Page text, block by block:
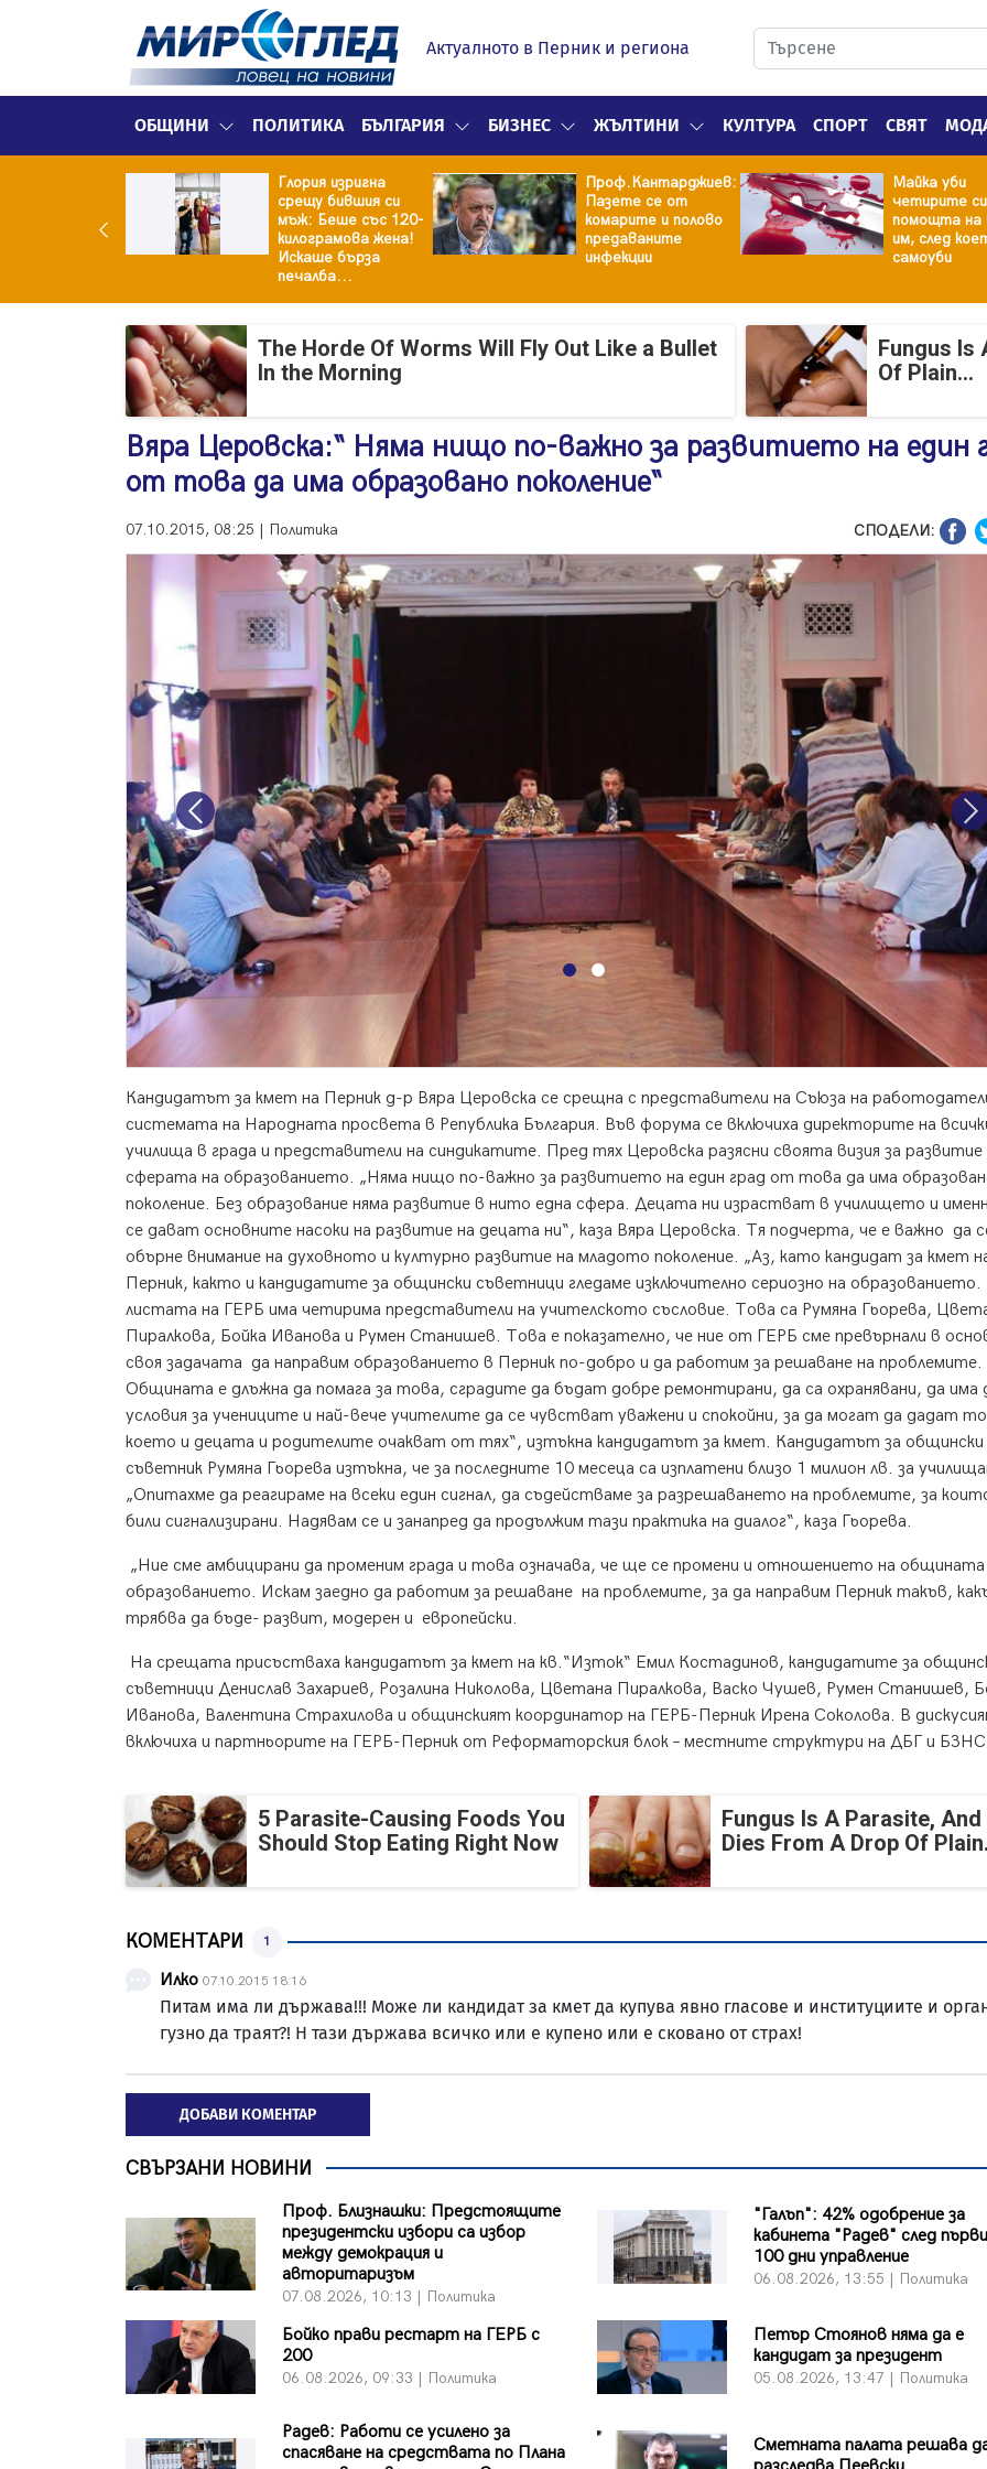
Актуалното в Перник и региона
ОБЩИНИ ПОЛИТИКА БЪЛГАРИЯ БИЗНЕС ЖЪЛТИНИ КУЛТУРА СПОРТ СВЯТ
Глория изригна
срещу бившия си
мъж: Беше със 120-
килограмова жена!
Искаше бърза
печалба...
Проф.Кантарджиев:
Пазете се от
комарите и полово
предаваните
инфекции
Майка уби
четирите
помощта на
им, след
самоуби
The Horde Of Worms Will Fly Out Like a Bullet
In the Morning
Fungus Is
Of Plain...
Вяра Церовска:“ Няма нищо по-важно за развитието на един
от това да има образовано поколение“
07.10.2015, 08:25 | Политика СПОДЕЛИ:
Previous
Кандидатът за кмет на Перник д-р Вяра Церовска се срещна с представители на Съюза на
системата на Народната просвета в Република България. Във форума се включиха директорите на
училища в града и представители на синдикатите. Пред тях Церовска разясни своята визия за развитие
сферата на образованието. „Няма нищо по-важно за развитието на един град от това да има
поколение. Без образование няма развитие в нито една сфера. Децата ни израстват в училището и
се дават основните насоки на развитие на децата ни“, каза Вяра Церовска. Тя подчерта, че е важно да
обърне внимание на духовното и културно развитие на младото поколение. „Аз, като кандидат за кмет
Перник, както и кандидатите за общински съветници гледаме изключително сериозно на образованието.
листата на ГЕРБ има четирима представители на учителското съсловие. Това са Румяна Гьорева,
Пиралкова, Бойка Иванова и Румен Станишев. Това е показателно, че ние от ГЕРБ сме превърнали в
своя задачата да направим образованието в Перник по-добро и да работим за решаване на проблемите.
Общината е длъжна да помага за това, сградите да бъдат добре ремонтирани, да са охранявани, да има
условия за учениците и най-вече учителите да се чувстват уважени и спокойни, за да могат да дадат
което и децата и родителите очакват от тях“, изтъкна кандидатът за кмет. Кандидатът за общински
съветник Румяна Гьорева изтъкна, че за последните 10 месеца са изплатени близо 1 милион лв. за
„Опитахме да реагираме на всеки един сигнал, да съдействаме за разрешаването на проблемите, за
били сигнализирани. Надявам се и занапред да продължим тази практика на диалог“, каза Гьорева.
„Ние сме амбицирани да променим града и това означава, че ще се промени и отношението на общината
образованието. Искам заедно да работим за решаване на проблемите, за да направим Перник такъв,
трябва да бъде- развит, модерен и европейски.
На срещата присъстваха кандидатът за кмет на кв.“Изток“ Емил Костадинов, кандидатите за
съветници Денислав Захариев, Розалина Николова, Цветана Пиралкова, Васко Чушев, Румен Станишев,
Иванова, Валентина Страхилова и общинският координатор на ГЕРБ-Перник Ирена Соколова. В
включиха и партньорите на ГЕРБ-Перник от Реформаторския блок – местните структури на ДБГ и
5 Parasite-Causing Foods You
Should Stop Eating Right Now
Fungus Is A Parasite, And
Dies From A Drop Of
КОМЕНТАРИ 1
Илко 07.10.2015 18:16
Питам има ли държава!!! Може ли кандидат за кмет да купува явно гласове и институциите и
гузно да траят?! Н тази държава всичко или е купено или е сковано от страх!
ДОБАВИ КОМЕНТАР
СВЪРЗАНИ НОВИНИ
Проф. Близнашки: Предстоящите
президентски избори са избор
между демокрация и
авторитаризъм
07.08.2026, 10:13 | Политика
"Галъп": 42% одобрение за
кабинета "Радев" след
100 дни управление
06.08.2026, 13:55 | Политика
Бойко прави рестарт на ГЕРБ с
200
06.08.2026, 09:33 | Политика
Петър Стоянов няма да е
кандидат за президент
05.08.2026, 13:47 | Политика
Радев: Работи се усилено за
спасяване на средствата по Плана
Сметната палата решава